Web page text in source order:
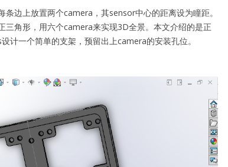
边上放置两个camera，其sensor中心的距离设为瞳距。
三角形，用六个camera来实现3D全景。本文介绍的是正
计一个简单的支架，预留出上camera的安装孔位。